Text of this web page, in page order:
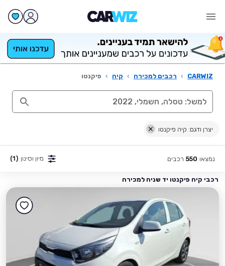
CARWIZ
› רכבים למכירה › קיה › פיקנטו
יצרן ודגם: קיה פיקנטו
נמצאו 550 רכבים מיון וסינון (1)
רכבי קיה פיקנטו יד שניה למכירה